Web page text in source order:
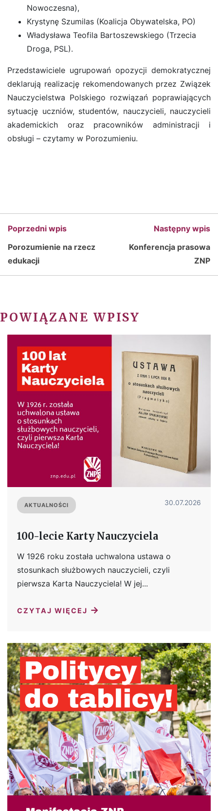
Nowoczesna),
Krystynę Szumilas (Koalicja Obywatelska, PO)
Władysława Teofila Bartoszewskiego (Trzecia
Droga, PSL).
Przedstawiciele ugrupowań opozycji demokratycznej
deklarują realizację rekomendowanych przez Związek
Nauczycielstwa Polskiego rozwiązań poprawiających
sytuację uczniów, studentów, nauczycieli, nauczycieli
akademickich oraz pracowników administracji i
obsługi – czytamy w Porozumieniu.
Poprzedni wpis
Porozumienie na rzecz
edukacji
Następny wpis
Konferencja prasowa
ZNP
POWIĄZANE WPISY
AKTUALNOŚCI 30.07.2026
100-lecie Karty Nauczyciela
W 1926 roku została uchwalona ustawa o
stosunkach służbowych nauczycieli, czyli
pierwsza Karta Nauczyciela! W jej...
CZYTAJ WIĘCEJ →